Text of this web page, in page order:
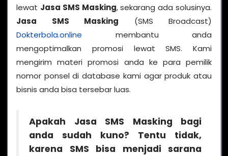
lewat Jasa SMS Masking, sekarang ada solusinya.
Jasa SMS Masking (SMS Broadcast)
Dokterbola.online membantu anda
mengoptimalkan promosi lewat SMS. Kami
mengirim materi promosi anda ke para pemilik
nomor ponsel di database kami agar produk atau
bisnis anda bisa tersebar luas.
Apakah Jasa SMS Masking bagi
anda sudah kuno? Tentu tidak,
karena SMS bisa menjadi sarana